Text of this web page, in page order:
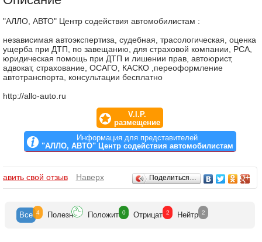
"АЛЛО, АВТО" Центр содействия автомобилистам :
независимая автоэкспертиза, судебная, трасологическая, оценка
ущерба при ДТП, по завещанию, для страховой компании, РСА,
юридическая помощь при ДТП и лишении прав, автоюрист,
адвокат, страхование, ОСАГО, КАСКО ,переоформление
автотранспорта, консультации бесплатно
http://allo-auto.ru
V.I.P.
размещение
Информация для представителей
"АЛЛО, АВТО" Центр содействия автомобилистам
Отзывы
свой отзыв Наверх Поделиться…
Все 4 Полезн Положит 0 Отрицат 2 Нейтр 2